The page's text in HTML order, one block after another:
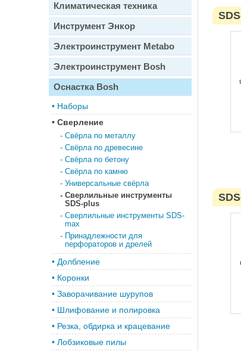
Климатическая техника
Инструмент Энкор
Электроинструмент Metabo
Электроинструмент Bosh
Оснастка Bosh
• Наборы
• Сверление
- Свёрла по металлу
- Свёрла по древесине
- Свёрла по бетону
- Свёрла по камню
- Универсальные свёрла
- Сверлильные инструменты
SDS-plus
- Сверлильные инструменты SDS-
max
- Принадлежности для
перфораторов и дрелей
• Долбление
• Коронки
• Заворачивание шурупов
• Шлифование и полировка
• Резка, обдирка и крацевание
• Лобзиковые пилы